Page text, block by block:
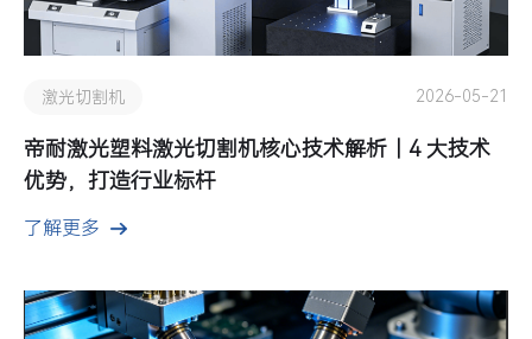
激光切割机 2026-05-21
帝耐激光塑料激光切割机核心技术解析｜4 大技术
优势，打造行业标杆
了解更多